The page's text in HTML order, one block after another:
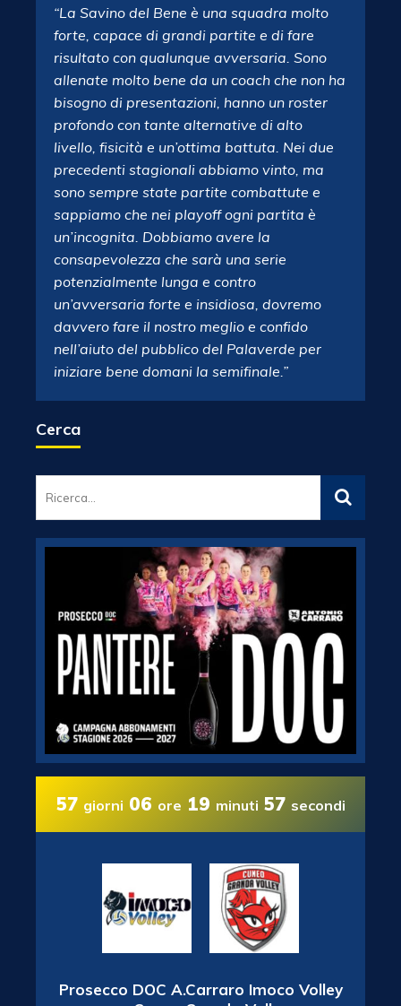
“La Savino del Bene è una squadra molto
forte, capace di grandi partite e di fare
risultato con qualunque avversaria. Sono
allenate molto bene da un coach che non ha
bisogno di presentazioni, hanno un roster
profondo con tante alternative di alto
livello, fisicità e un’ottima battuta. Nei due
precedenti stagionali abbiamo vinto, ma
sono sempre state partite combattute e
sappiamo che nei playoff ogni partita è
un’incognita. Dobbiamo avere la
consapevolezza che sarà una serie
potenzialmente lunga e contro
un’avversaria forte e insidiosa, dovremo
davvero fare il nostro meglio e confido
nell’aiuto del pubblico del Palaverde per
iniziare bene domani la semifinale.”
Cerca
57 giorni 06 ore 19 minuti 57 secondi
Prosecco DOC A.Carraro Imoco Volley